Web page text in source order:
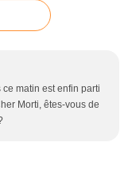
matin est enfin parti
Morti, êtes-vous de